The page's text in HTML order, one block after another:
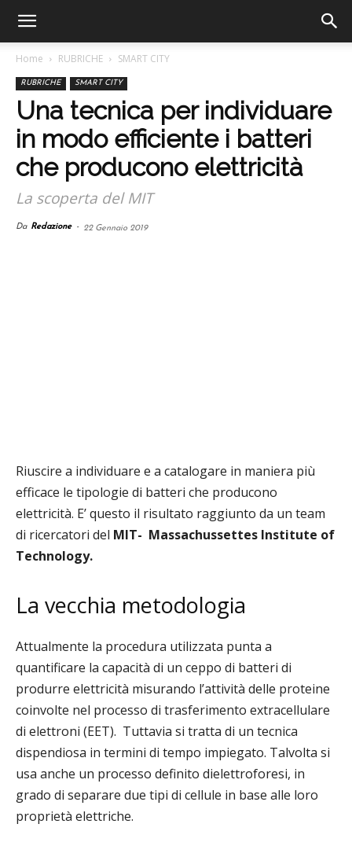
Home RUBRICHE SMART CITY
RUBRICHE SMART CITY
Una tecnica per individuare
in modo efficiente i batteri
che producono elettricità
La scoperta del MIT
Da Redazione - 22 Gennaio 2019
Riuscire a individuare e a catalogare in maniera più
efficace le tipologie di batteri che producono
elettricità. E’ questo il risultato raggiunto da un team
di ricercatori del MIT- Massachussettes Institute of
Technology.
La vecchia metodologia
Attualmente la procedura utilizzata punta a
quantificare la capacità di un ceppo di batteri di
produrre elettricità misurando l’attività delle proteine
coinvolte nel processo di trasferimento extracellulare
di elettroni (EET). Tuttavia si tratta di un tecnica
dispendiosa in termini di tempo impiegato. Talvolta si
usa anche un processo definito dielettroforesi, in
grado di separare due tipi di cellule in base alle loro
proprietà elettriche.